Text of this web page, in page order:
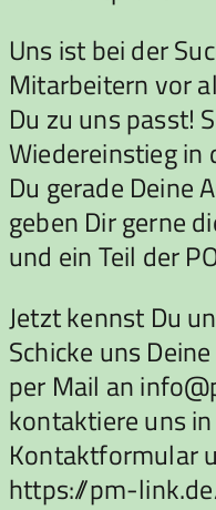
Uns ist bei der
Mitarbeitern vor
Du zu uns passt!
Wiedereinstieg in
Du gerade Deine
geben Dir gerne
und ein Teil der
Jetzt kennst Du
Schicke uns
per Mail an
kontaktiere uns
Kontaktformular
https://pm-